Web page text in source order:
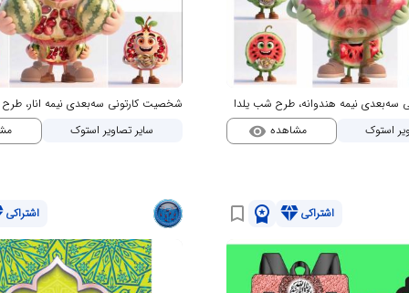
سه‌بعدی نیمه هندوانه، طرح شب یلدا
استوک
مشاهده visibility
شخصیت کارتونی سه‌بعدی نیمه انار،
سایر تصاویر استوک
اشتراکیdiamond
workspace_premium
bookmark_border اشتراکی